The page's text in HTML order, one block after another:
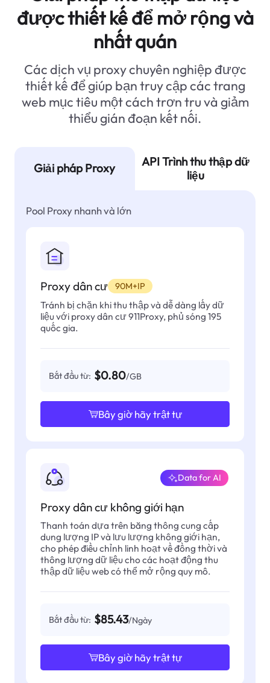
được thiết kế để mở rộng và
nhất quán
Các dịch vụ proxy chuyên nghiệp được
thiết kế để giúp bạn truy cập các trang
web mục tiêu một cách trơn tru và giảm
thiểu gián đoạn kết nối.
Giải pháp Proxy
API Trình thu thập dữ
liệu
Pool Proxy nhanh và lớn
Proxy dân cư 90M+IP
Tránh bị chặn khi thu thập và dễ dàng lấy dữ
liệu với proxy dân cư 911Proxy, phủ sóng 195
quốc gia.
Bắt đầu từ: $0.80/GB
Bây giờ hãy trật tự
Proxy dân cư không giới hạn
Data for AI
Thanh toán dựa trên băng thông cung cấp
dung lượng IP và lưu lượng không giới hạn,
cho phép điều chỉnh linh hoạt về đồng thời và
thông lượng dữ liệu cho các hoạt động thu
thập dữ liệu web có thể mở rộng quy mô.
Bắt đầu từ: $85.43/Ngày
Bây giờ hãy trật tự